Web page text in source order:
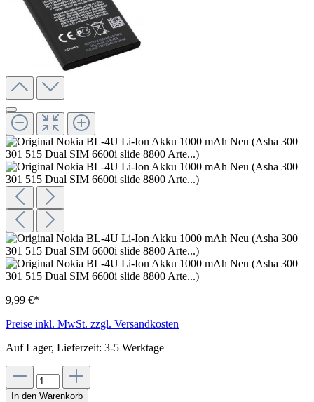
9,99 €*
Preise inkl. MwSt. zzgl. Versandkosten
Auf Lager, Lieferzeit: 3-5 Werktage
In den Warenkorb